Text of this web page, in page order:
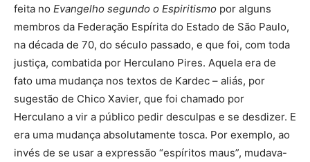
feita no Evangelho segundo o Espiritismo por alguns
membros da Federação Espírita do Estado de São Paulo,
na década de 70, do século passado, e que foi, com toda
justiça, combatida por Herculano Pires. Aquela era de
fato uma mudança nos textos de Kardec – aliás, por
sugestão de Chico Xavier, que foi chamado por
Herculano a vir a público pedir desculpas e se desdizer. E
era uma mudança absolutamente tosca. Por exemplo, ao
invés de se usar a expressão “espíritos maus”, mudava-